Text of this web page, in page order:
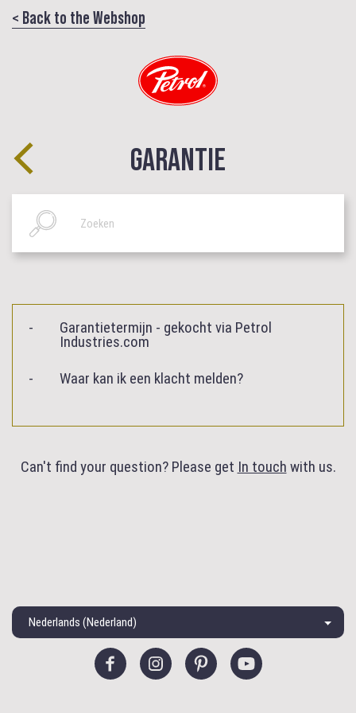
< Back to the Webshop
GARANTIE
Garantietermijn - gekocht via Petrol
Industries.com
Waar kan ik een klacht melden?
Can't find your question? Please get In touch with us.
Nederlands (Nederland)